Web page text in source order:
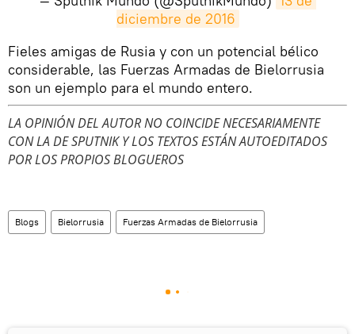
diciembre de 2016
​Fieles amigas de Rusia y con un potencial bélico
considerable, las Fuerzas Armadas de Bielorrusia
son un ejemplo para el mundo entero.
LA OPINIÓN DEL AUTOR NO COINCIDE NECESARIAMENTE
CON LA DE SPUTNIK Y LOS TEXTOS ESTÁN AUTOEDITADOS
POR LOS PROPIOS BLOGUEROS
Blogs Bielorrusia Fuerzas Armadas de Bielorrusia